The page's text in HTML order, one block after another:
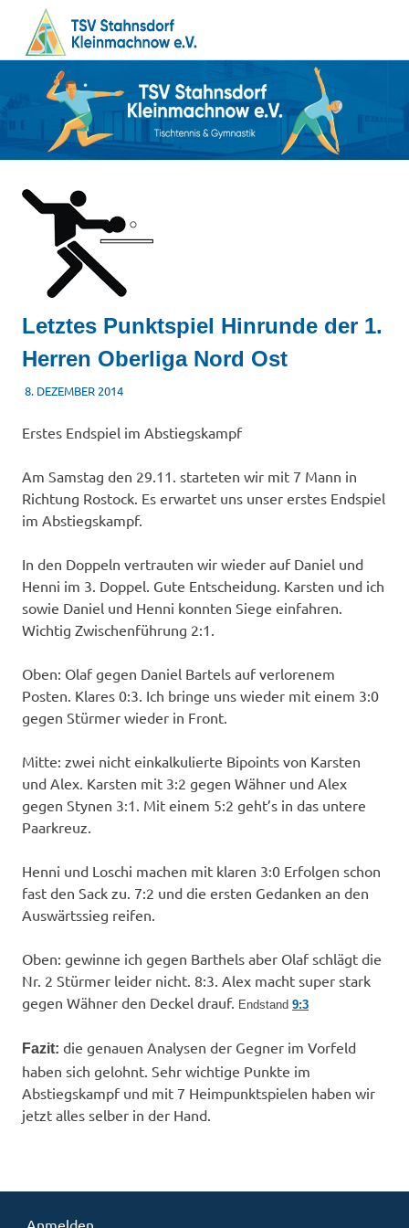
springen
TSV
Stahnsdorf
/
Kleinmachnow
e.V.
Tischtennis
Gymnastik
Letztes Punktspiel Hinrunde der 1.
Herren Oberliga Nord Ost
8. DEZEMBER 2014TSVADMIN
SONSTIGES
Erstes Endspiel im Abstiegskampf
Am Samstag den 29.11. starteten wir mit 7 Mann in
Richtung Rostock. Es erwartet uns unser erstes Endspiel
im Abstiegskampf.
In den Doppeln vertrauten wir wieder auf Daniel und
Henni im 3. Doppel. Gute Entscheidung. Karsten und ich
sowie Daniel und Henni konnten Siege einfahren.
Wichtig Zwischenführung 2:1.
Oben: Olaf gegen Daniel Bartels auf verlorenem
Posten. Klares 0:3. Ich bringe uns wieder mit einem 3:0
gegen Stürmer wieder in Front.
Mitte: zwei nicht einkalkulierte Bipoints von Karsten
und Alex. Karsten mit 3:2 gegen Wähner und Alex
gegen Stynen 3:1. Mit einem 5:2 geht’s in das untere
Paarkreuz.
Henni und Loschi machen mit klaren 3:0 Erfolgen schon
fast den Sack zu. 7:2 und die ersten Gedanken an den
Auswärtssieg reifen.
Oben: gewinne ich gegen Barthels aber Olaf schlägt die
Nr. 2 Stürmer leider nicht. 8:3. Alex macht super stark
gegen Wähner den Deckel drauf. Endstand 9:3
Fazit: die genauen Analysen der Gegner im Vorfeld
haben sich gelohnt. Sehr wichtige Punkte im
Abstiegskampf und mit 7 Heimpunktspielen haben wir
jetzt alles selber in der Hand.
Anmelden